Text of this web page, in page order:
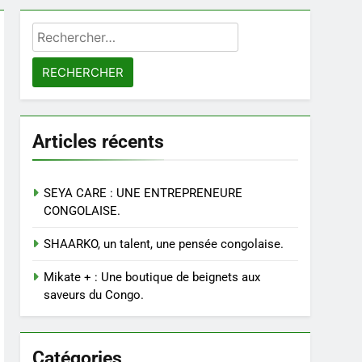
Rechercher :
Articles récents
SEYA CARE : UNE ENTREPRENEURE
CONGOLAISE.
SHAARKO, un talent, une pensée congolaise.
Mikate + : Une boutique de beignets aux
saveurs du Congo.